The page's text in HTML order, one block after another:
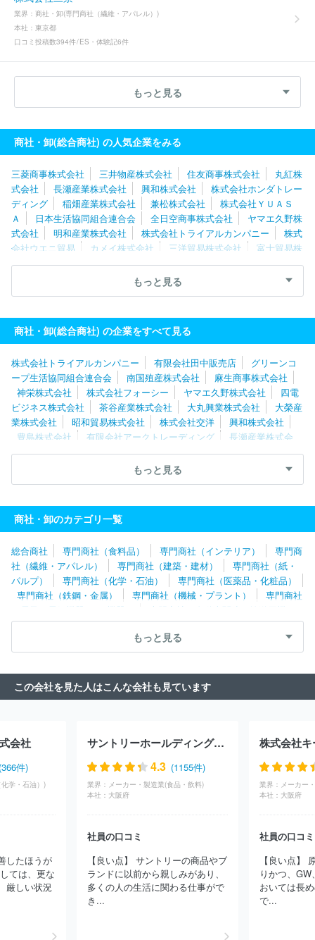
業界： 商社・卸(専門商社（繊維・アパレル）)
本社： 東京都
口コミ投稿数394件 ES・体験記6件
もっと見る
商社・卸(総合商社) の人気企業をみる
三菱商事株式会社 三井物産株式会社 住友商事株式会社
丸紅株
式会社
長瀬産業株式会社 興和株式会社
株式会社ホンダトレー
ディング
稲畑産業株式会社 兼松株式会社
株式会社ＹＵＡＳ
Ａ
日本生活協同組合連合会 全日空商事株式会社
ヤマエ久野株
式会社
明和産業株式会社 株式会社トライアルカンパニー
株式
会社ウエニ貿易
カメイ株式会社 三洋貿易株式会社
富士貿易株
式会社
Ｕｍｉｏｓ株式会社
三菱電機トレーディング株式会社
全日本食品株式会社
豊田通
商株式会社
もっと見る
商社・卸(総合商社) の企業をすべて見る
株式会社トライアルカンパニー 有限会社田中販売店
グリーンコ
ープ生活協同組合連合会
南国殖産株式会社
麻生商事株式会社
神栄株式会社
株式会社フォーシー ヤマエ久野株式会社
四電
ビジネス株式会社
茶谷産業株式会社 大丸興業株式会社
大榮産
業株式会社
昭和貿易株式会社 株式会社交洋
興和株式会社
豊島株式会社
有限会社アークトレーディング
長瀬産業株式会
社
日本流通産業株式会社 野村貿易株式会社
豊田通商株式会
カメイ株式会社
コープデリ生活協同組合
連合会
プジャパン株式会社
日本ダイレックス株式会社
田辺商事株式会
社
昭光通商株式会社
社
株式会社ＪＲ東日本商事
株式会社トーヨーコーポレーション
イオントップバリュ株式会社
株式会社野澤組
日本生活協同組合
連合会
三菱電機トレーディング株式会社
モンテ物産株式会社
株式会社バイテックホールディングス
株式会社シムコ
東レイン
パルシステム生活協同組合連合会
カーギルジャパン合同会社
株式会社ＹＵＡＳＡ
ジャパンマシナ
リー株式会社
森村商事株式会社 東工コーセン株式会社
社ウエニ貿易
Ｕｍｉｏｓ株式会社 株式会社コーレンス
兼松株
社
全日本食品株式会社 三菱商事株式会社
ビオメリュー・ジャ
パン株式会社
富士貿易株式会社
アディダスジャパン株式会社
株式会社コスモトレードアンドサービス
敦井産業株式会社
ンツ日本株式会社
三井物産株式会社 丸紅株式会社
ＹＫアクロ
ールシステムサービス株式会社
泉株式会社
東北サンネット事業連合
エルライズ株式会社
株式会社北海道日
立
共栄商事株式会社 伊藤忠リーテイルリンク株式会社
Ｗｉｓ
ｍｅｔｔａｃフーズ株式会社
生活協同組合連合会東海コープ事業連
住友商事九州株式会社
株式会社カナメ・
もっと見る
商社・卸のカテゴリ一覧
総合商社 専門商社（食料品） 専門商社（インテリア）
専門商
社（繊維・アパレル）
専門商社（建築・建材）
専門商社（紙・
パルプ）
専門商社（化学・石油）
専門商社（医薬品・化粧品）
専門商社（鉄鋼・金属）
専門商社（機械・プラント）
専門商社
（電子・電気機器・OA機器）
専門商社（自動車関連・輸送用機
器）
専門商社（医療機器）
専門商社（文具・事務用品・日用
専門商社（スポーツ・レジャー用品） 専門商社（その他）
もっと見る
この会社を見た人はこんな会社も見ています
会社
件)
学・石油）)
したほうが
ては、更な
厳しい状況
サントリーホールディングス株式会社
4.3 (1155件)
業界： メーカー・製造業(食品・飲料)
本社： 大阪府
社員の口コミ
【良い点】 サントリーの商品やブ
ランドに以前から親しみがあり、
多くの人の生活に関わる仕事がで
き...
株式会社
業界：
本社： 大阪府
社員の口コミ
【良い点】
りかつ、
おいては長
で...